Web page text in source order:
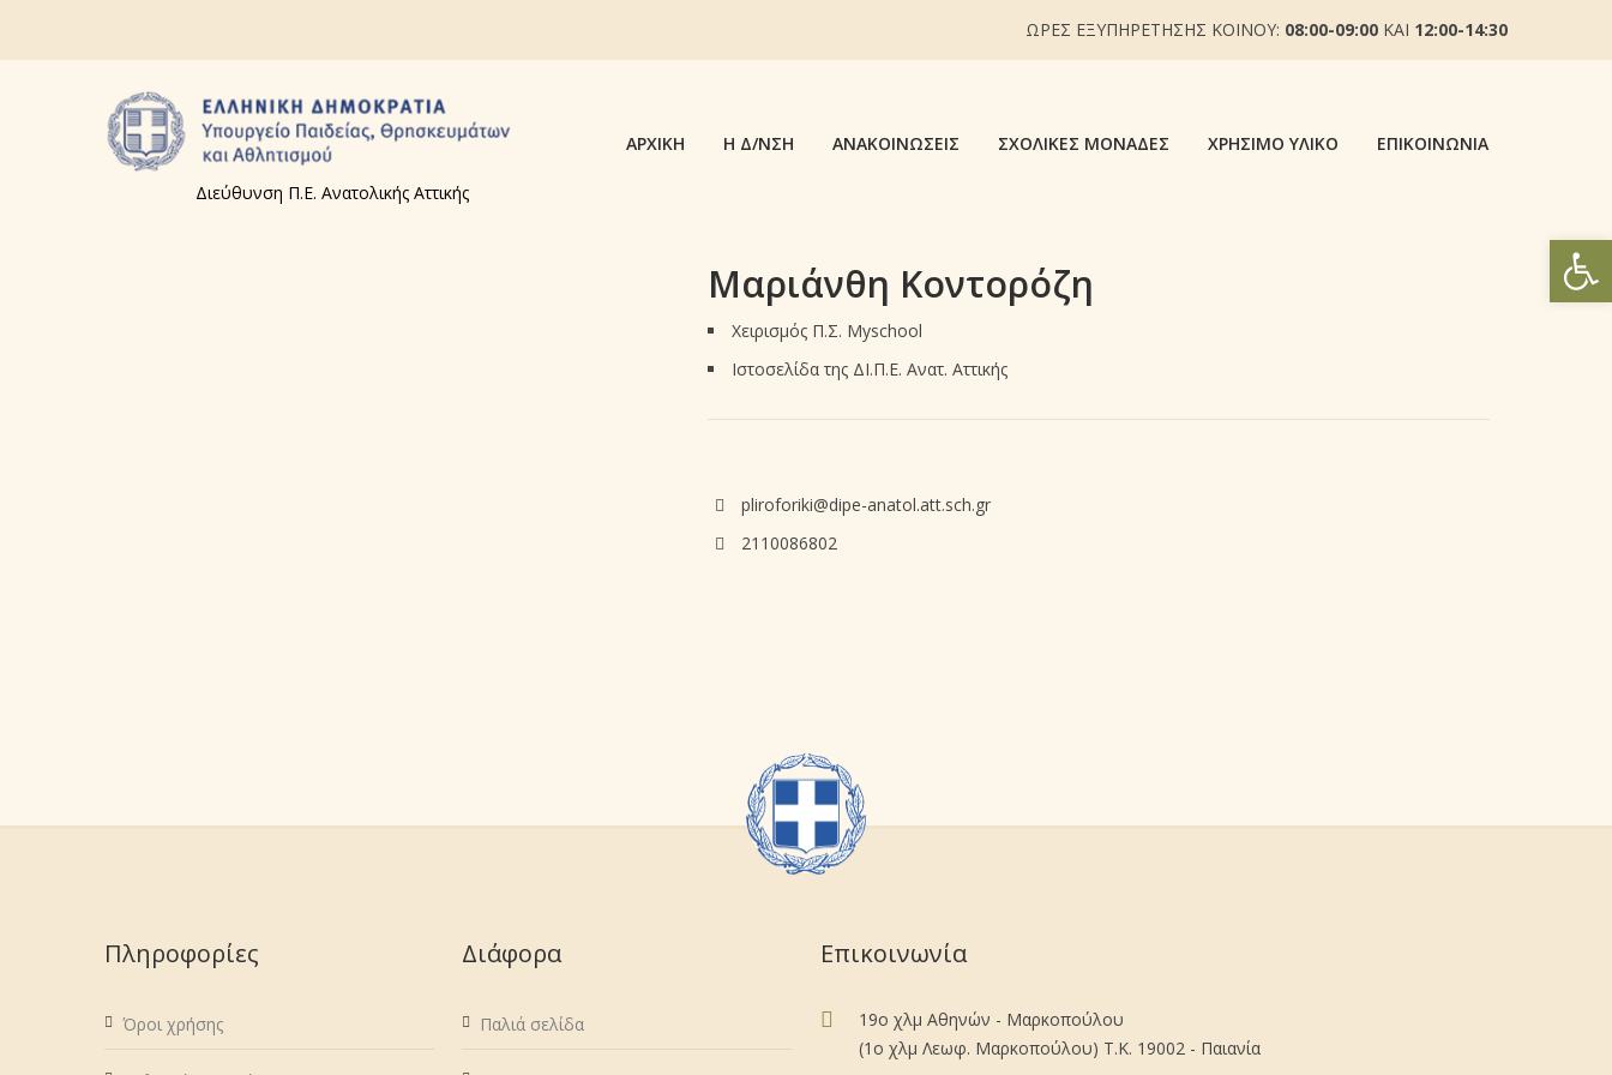
ΩΡΕΣ ΕΞΥΠΗΡΕΤΗΣΗΣ ΚΟΙΝΟΥ: 08:00-09:00 ΚΑΙ 12:00-14:30
Διεύθυνση Π.Ε. Ανατολικής Αττικής
ΑΡΧΙΚΉ Η Δ/ΝΣΗ ΑΝΑΚΟΙΝΏΣΕΙΣ ΣΧΟΛΙΚΈΣ ΜΟΝΆΔΕΣ ΧΡΉΣΙΜΟ ΥΛΙΚΌ ΕΠΙΚΟΙΝΩΝΊΑ
Μαριάνθη Κοντορόζη
Χειρισμός Π.Σ. Myschool
Ιστοσελίδα της ΔΙ.Π.Ε. Ανατ. Αττικής
pliroforiki@dipe-anatol.att.sch.gr
2110086802
Πληροφορίες
Όροι χρήσης
Διάφορα
Παλιά σελίδα
Επικοινωνία
19ο χλμ Αθηνών - Μαρκοπούλου
(1ο χλμ Λεωφ. Μαρκοπούλου) Τ.Κ. 19002 - Παιανία